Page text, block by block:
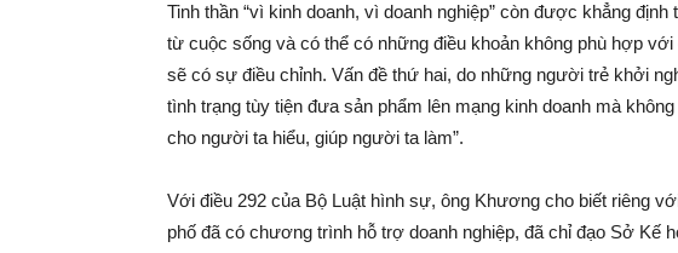
Tinh thần “vì kinh doanh, vì doanh nghiệp” còn được khẳng
từ cuộc sống và có thể có những điều khoản không phù hợp
sẽ có sự điều chỉnh. Vấn đề thứ hai, do những người trẻ khởi
tình trạng tùy tiện đưa sản phẩm lên mạng kinh doanh mà
cho người ta hiểu, giúp người ta làm”.
Với điều 292 của Bộ Luật hình sự, ông Khương cho biết riêng
phố đã có chương trình hỗ trợ doanh nghiệp, đã chỉ đạo Sở Kế